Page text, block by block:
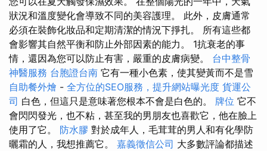
狀況和溫度變化會導致不同的美容護理。 此外，皮膚通常
必須在裝飾化妝品和定期清潔的情況下掙扎。 所有這些都
會影響其自然平衡和防止外部因素的能力。 1抗衰老的事
情，還因為您可以防止有害，嚴重的皮膚病變。 台中整骨
神醫服務 台胞證台南 它有一種小色素，使其變黃而不是雪
自助餐外燴 - 全方位的SEO服務，提升網站曝光度 貨運公
司 白色，但這只是意味著您根本不會是白色的。 牌位 它不
會閃閃發光，也不粘，甚至我的男朋友也喜歡它，他在臉上
使用了它。 防水膠 對於成年人，毛茸茸的男人和有化學防
曬霜的人，我想推薦它。 嘉義徵信公司 大多數評論都描述